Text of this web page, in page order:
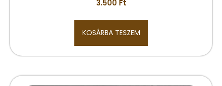
3.500 Ft
KOSÁRBA TESZEM